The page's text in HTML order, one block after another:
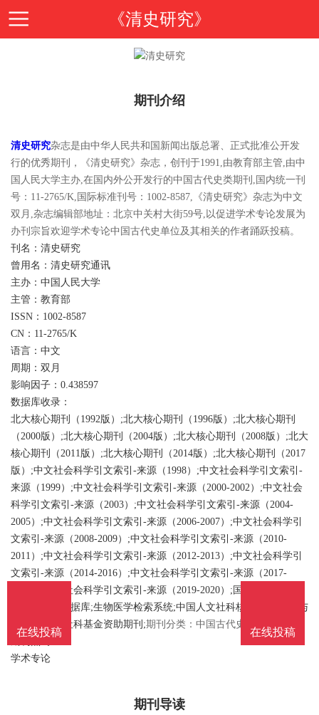
《清史研究》
刊
导
读
期
刊
介
绍
投
稿
指
南
邮
箱
投
稿
在
线
投
稿
联
系
我
们
期刊介绍
清史研究杂志是由中华人民共和国新闻出版总署、正式批准公开发
行的优秀期刊，《清史研究》杂志，创刊于1991,由教育部主管,由中
国人民大学主办,在国内外公开发行的中国古代史类期刊,国内统一刊
号：11-2765/K,国际标准刊号：1002-8587,《清史研究》杂志为中文
双月,杂志编辑部地址：北京中关村大街59号,以促进学术专论发展为
办刊宗旨欢迎学术专论中国古代史单位及其相关的作者踊跃投稿。
刊名：清史研究
曾用名：清史研究通讯
主办：中国人民大学
主管：教育部
ISSN：1002-8587
CN：11-2765/K
语言：中文
周期：双月
影响因子：0.438597
数据库收录：
北大核心期刊（1992版）;北大核心期刊（1996版）;北大核心期刊
（2000版）;北大核心期刊（2004版）;北大核心期刊（2008版）;北大
核心期刊（2011版）;北大核心期刊（2014版）;北大核心期刊（2017
版）;中文社会科学引文索引-来源（1998）;中文社会科学引文索引-
来源（1999）;中文社会科学引文索引-来源（2000-2002）;中文社会
科学引文索引-来源（2003）;中文社会科学引文索引-来源（2004-
2005）;中文社会科学引文索引-来源（2006-2007）;中文社会科学引
文索引-来源（2008-2009）;中文社会科学引文索引-来源（2010-
2011）;中文社会科学引文索引-来源（2012-2013）;中文社会科学引
文索引-来源（2014-2016）;中文社会科学引文索引-来源（2017-
2018）;中文社会科学引文索引-来源（2019-2020）;国家哲学社会科
学学术期刊数据库;生物医学检索系统;中国人文社科核心期刊;文摘与
引文数据库;社科基金资助期刊;期刊分类：中国古代史
期刊热词：
学术专论
期刊导读
在线投稿
在线投稿